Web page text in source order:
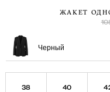
ЖАКЕТ
Черный
38 40